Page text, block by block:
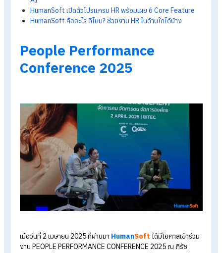
PERFORMANCE CONFERENCE 2025Year
Managementจัดการคน จัดการตน จัดการองค์ก
อ่านบทความที่คุณอาจสนใจเพิ่มเติม:
ไมโครซอฟท์ จัดงานSMEs AI Skills Summit ชี้เป้าความสำ
AI
HumanSoft เปิดตัวโปรแกรมHR พร้อมเผย 6 Core Feature
HumanSoft คืออะไร ดีไหม? ช่วยงาน
HR ในด้านใดได้บ้าง
People Performance
Conference 2025